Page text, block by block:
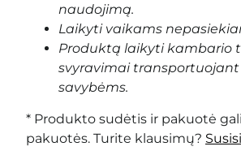
naudojimą.
Laikyti vaikams
Produktą laikyti kambario
svyravimai
savybėms.
* Produkto sudėtis ir pakuotė
pakuotės. Turite klausimų?